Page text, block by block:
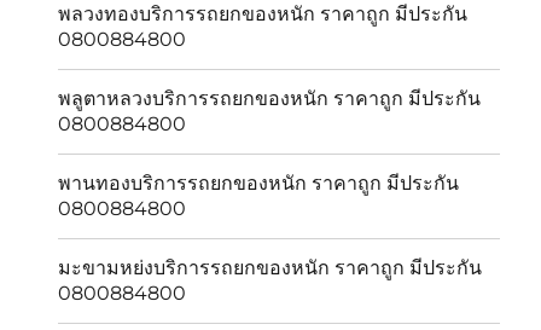
พลวงทองบริการรถยกของหนัก ราคาถูก มีประกัน
0800884800
พลูตาหลวงบริการรถยกของหนัก ราคาถูก มีประกัน
0800884800
พานทองบริการรถยกของหนัก ราคาถูก มีประกัน
0800884800
มะขามหย่งบริการรถยกของหนัก ราคาถูก มีประกัน
0800884800